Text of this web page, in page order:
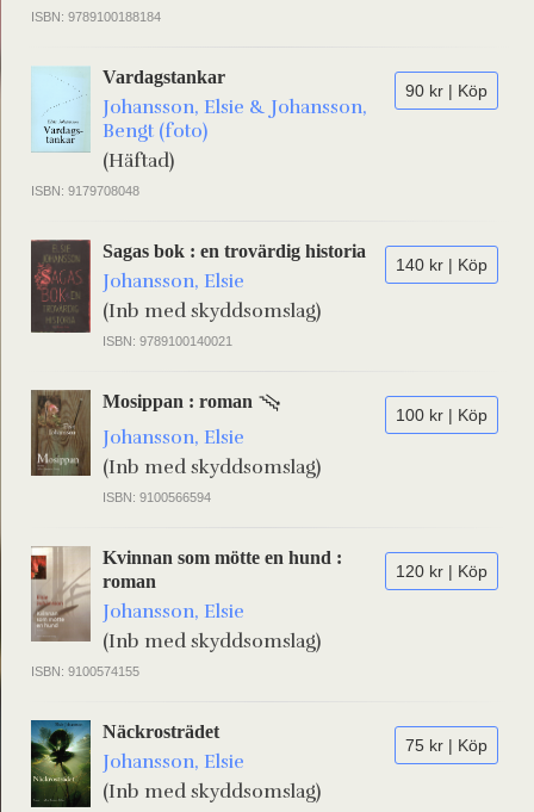
ISBN: 9789100188184
90 kr | Köp
Vardagstankar
Johansson, Elsie & Johansson,
Bengt (foto)
(Häftad)
ISBN: 9179708048
140 kr | Köp
Sagas bok : en trovärdig historia
Johansson, Elsie
(Inb med skyddsomslag)
ISBN: 9789100140021
100 kr | Köp
Mosippan : roman
Johansson, Elsie
(Inb med skyddsomslag)
ISBN: 9100566594
120 kr | Köp
Kvinnan som mötte en hund :
roman
Johansson, Elsie
(Inb med skyddsomslag)
ISBN: 9100574155
75 kr | Köp
Näckrosträdet
Johansson, Elsie
(Inb med skyddsomslag)